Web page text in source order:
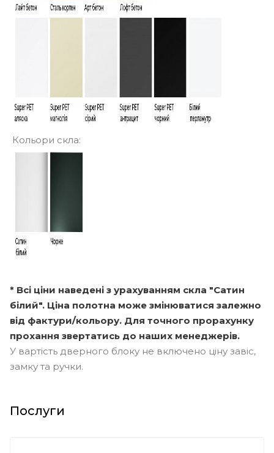
Кольори скла:
* Всі ціни наведені з урахуванням скла "Сатин
білий". Ціна полотна може змінюватися залежно
від фактури/кольору. Для точного прорахунку
прохання звертатись до наших менеджерів.
У вартість дверного блоку не включено ціну завіс,
замку та ручки.
Послуги